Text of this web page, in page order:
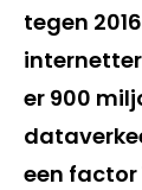
tegen
er 900
een factor